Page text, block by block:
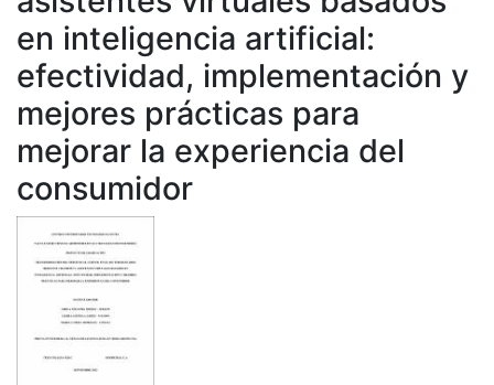
en inteligencia artificial:
efectividad, implementación y
mejores prácticas para
mejorar la experiencia del
consumidor